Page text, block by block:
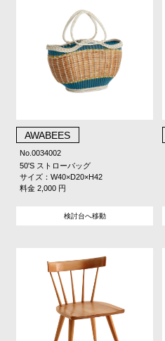
AWABEES
No.0034002
50'S ストローバッグ
サイズ：W40×D20×H42
料金 2,000 円
検討台へ移動